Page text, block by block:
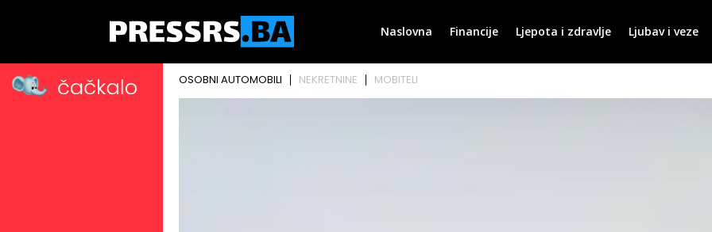
Naslovna Financije Ljepota i zdravlje Ljubav i veze